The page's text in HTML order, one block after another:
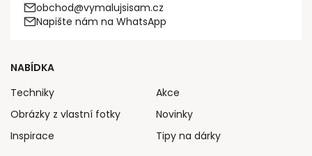
obchod@vymalujsisam.cz
Napište nám na WhatsApp
NABÍDKA
Techniky
Obrázky z vlastní fotky
Inspirace
Akce
Novinky
Tipy na dárky